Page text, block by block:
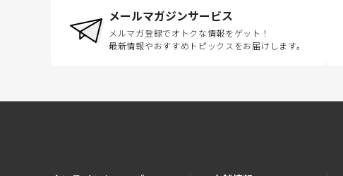
メールマガジンサービス
メルマガ登録でオトクな情報をゲット！
最新情報やおすすめトピックスをお届けします。